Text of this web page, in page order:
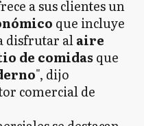
a sus clientes un
que incluye
disfrutar alaire
de comidas que
", dijo
comercial de